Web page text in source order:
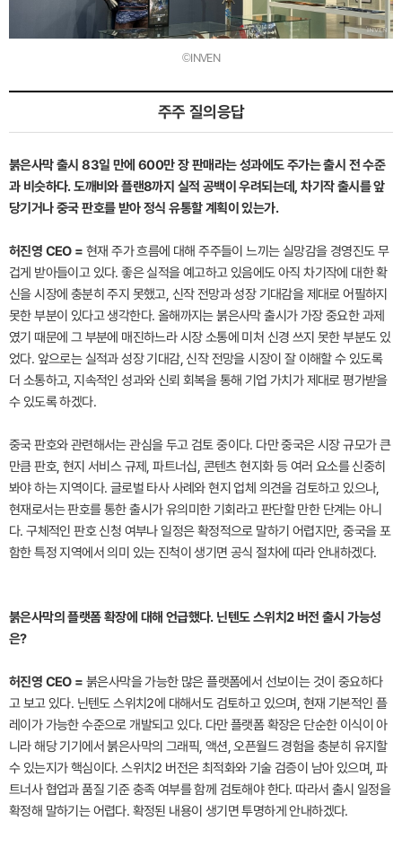
©INVEN
주주 질의응답
붉은사막 출시 83일 만에 600만 장 판매라는 성과에도 주가는 출시 전 수준
과 비슷하다. 도깨비와 플랜8까지 실적 공백이 우려되는데, 차기작 출시를 앞
당기거나 중국 판호를 받아 정식 유통할 계획이 있는가.
허진영 CEO = 현재 주가 흐름에 대해 주주들이 느끼는 실망감을 경영진도 무
겁게 받아들이고 있다. 좋은 실적을 예고하고 있음에도 아직 차기작에 대한 확
신을 시장에 충분히 주지 못했고, 신작 전망과 성장 기대감을 제대로 어필하지
못한 부분이 있다고 생각한다. 올해까지는 붉은사막 출시가 가장 중요한 과제
였기 때문에 그 부분에 매진하느라 시장 소통에 미처 신경 쓰지 못한 부분도 있
었다. 앞으로는 실적과 성장 기대감, 신작 전망을 시장이 잘 이해할 수 있도록
더 소통하고, 지속적인 성과와 신뢰 회복을 통해 기업 가치가 제대로 평가받을
수 있도록 하겠다.
중국 판호와 관련해서는 관심을 두고 검토 중이다. 다만 중국은 시장 규모가 큰
만큼 판호, 현지 서비스 규제, 파트너십, 콘텐츠 현지화 등 여러 요소를 신중히
봐야 하는 지역이다. 글로벌 타사 사례와 현지 업체 의견을 검토하고 있으나,
현재로서는 판호를 통한 출시가 유의미한 기회라고 판단할 만한 단계는 아니
다. 구체적인 판호 신청 여부나 일정은 확정적으로 말하기 어렵지만, 중국을 포
함한 특정 지역에서 의미 있는 진척이 생기면 공식 절차에 따라 안내하겠다.
붉은사막의 플랫폼 확장에 대해 언급했다. 닌텐도 스위치2 버전 출시 가능성
은?
허진영 CEO =붉은사막을 가능한 많은 플랫폼에서 선보이는 것이 중요하다
고 보고 있다. 닌텐도 스위치2에 대해서도 검토하고 있으며, 현재 기본적인 플
레이가 가능한 수준으로 개발되고 있다. 다만 플랫폼 확장은 단순한 이식이 아
니라 해당 기기에서 붉은사막의 그래픽, 액션, 오픈월드 경험을 충분히 유지할
수 있는지가 핵심이다. 스위치2 버전은 최적화와 기술 검증이 남아 있으며, 파
트너사 협업과 품질 기준 충족 여부를 함께 검토해야 한다. 따라서 출시 일정을
확정해 말하기는 어렵다. 확정된 내용이 생기면 투명하게 안내하겠다.